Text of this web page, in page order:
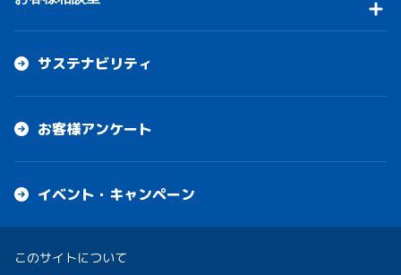
サステナビリティ
お客様アンケート
イベント・キャンペーン
このサイトについて